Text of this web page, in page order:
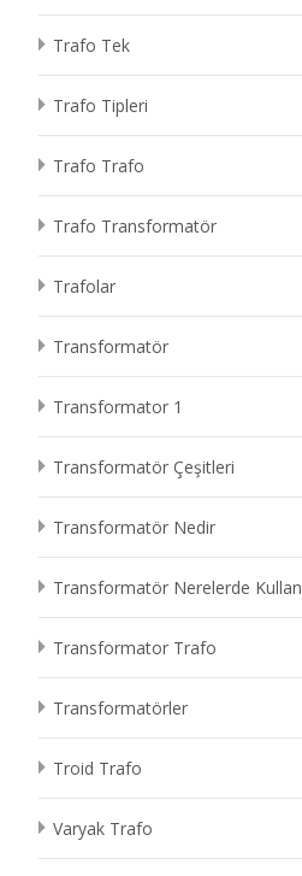
Trafo Tek
Trafo Tipleri
Trafo Trafo
Trafo Transformatör
Trafolar
Transformatör
Transformator 1
Transformatör Çeşitleri
Transformatör Nedir
Transformatör Nerelerde
Transformator Trafo
Transformatörler
Troid Trafo
Varyak Trafo